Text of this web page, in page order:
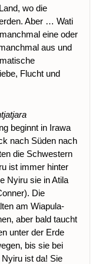
wo die
Aber … Wati
eine oder
aus und
Flucht und
beginnt in Irawa
nach Süden nach
die Schwestern
ist immer hinter
Nyiru sie in Atila
Die
am Wiapula-
aber bald taucht
unter der Erde
bis sie bei
ist da! Sie